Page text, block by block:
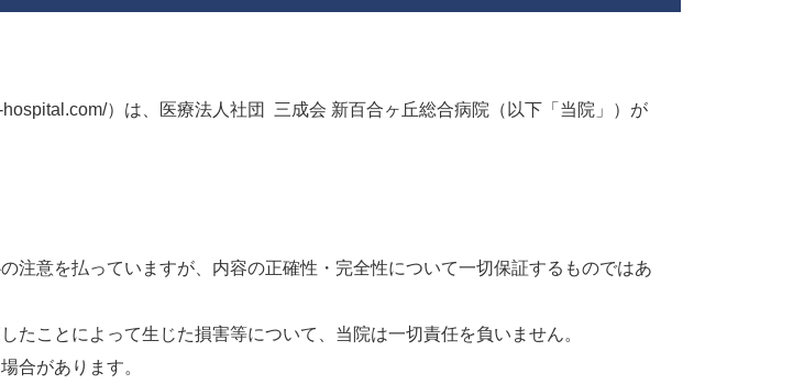
）は、医療法人社団 三成会 新百合ヶ丘総合病院（以下「当院」）が
注意を払っていますが、内容の正確性・完全性について一切保証するものではあ
たことによって生じた損害等について、当院は一切責任を負いません。
合があります。